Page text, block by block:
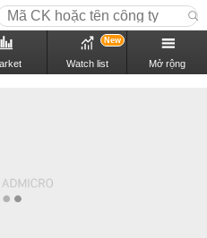
Watch list
New
Mở rộng